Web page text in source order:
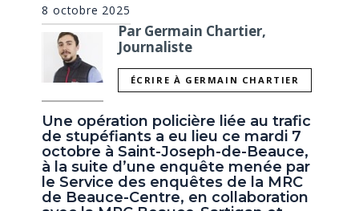
8 octobre 2025
Par Germain Chartier,
Journaliste
ÉCRIRE À GERMAIN CHARTIER
Une opération policière liée au trafic
de stupéfiants a eu lieu ce mardi 7
octobre à Saint-Joseph-de-Beauce,
à la suite d’une enquête menée par
le Service des enquêtes de la MRC
de Beauce-Centre, en collaboration